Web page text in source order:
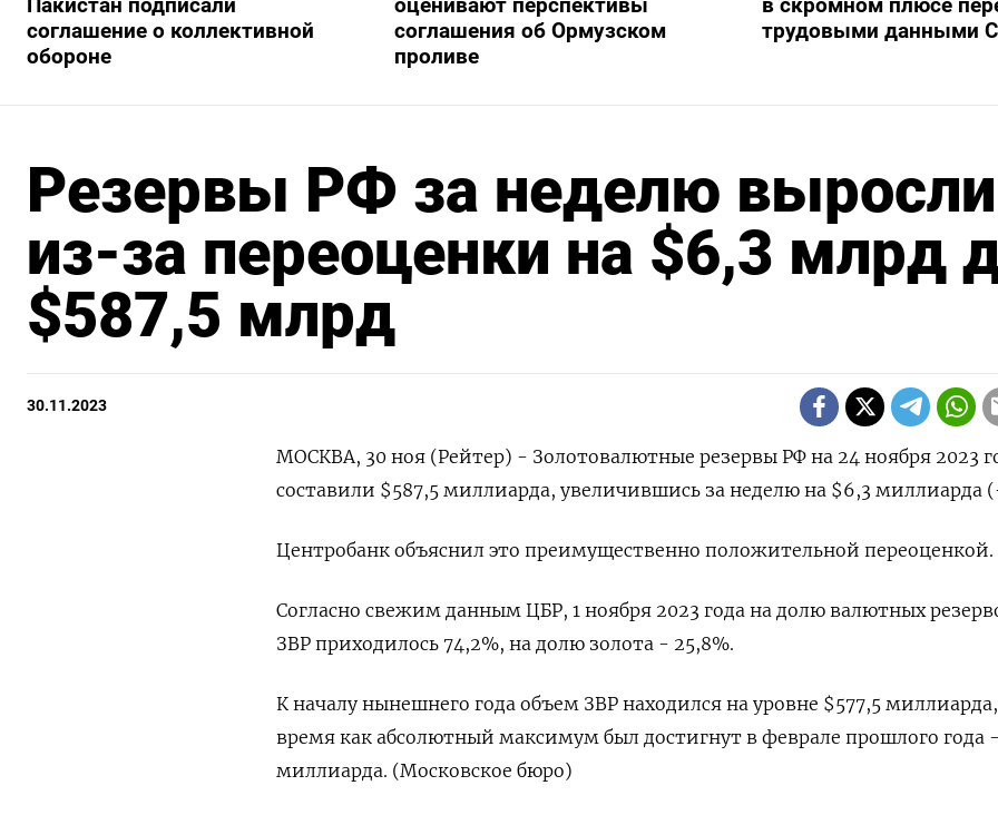
соглашение о коллективной
обороне
соглашения об Ормузском
проливе
трудовыми данными
Резервы РФ за неделю выросли
из-за переоценки на $6,3 млрд
$587,5 млрд
30.11.2023
МОСКВА, 30 ноя (Рейтер) - Золотовалютные резервы РФ на 24 ноября 2023
составили $587,5 миллиарда, увеличившись за неделю на $6,3 миллиарда
Центробанк объяснил это преимущественно положительной переоценкой.
Согласно свежим данным ЦБР, 1 ноября 2023 года на долю валютных
ЗВР приходилось 74,2%, на долю золота - 25,8%.
К началу нынешнего года объем ЗВР находился на уровне $577,5
время как абсолютный максимум был достигнут в феврале прошлого года
миллиарда. (Московское бюро)